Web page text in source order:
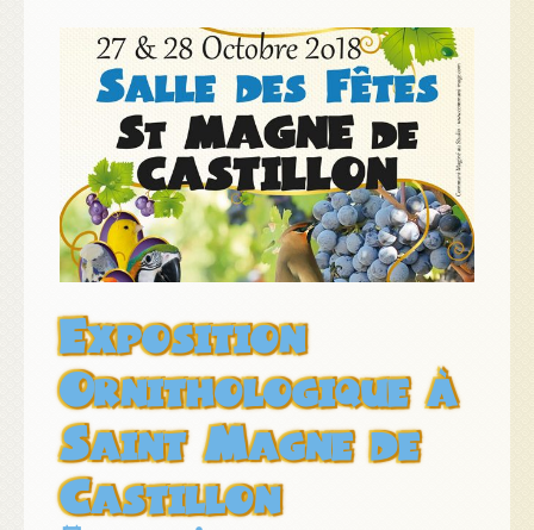
Exposition
Ornithologique à
Saint Magne de
Castillon